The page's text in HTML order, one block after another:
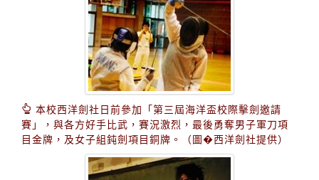
本校西洋劍社日前參加「第三屆海洋盃校際擊劍邀請
賽」，與各方好手比武，賽況激烈，最後勇奪男子軍刀項
目金牌，及女子組鈍劍項目銅牌。（圖�西洋劍社提供）